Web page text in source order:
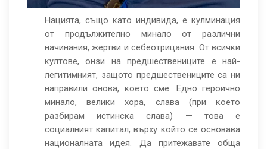
възприятия
Гърция
Нацията, също като индивида, е кулминация
от продължително минало от различни
начинания, жертви и себеотрицания. От всички
култове, онзи на предшествениците е най-
легитимният, защото предшествениците са ни
направили онова, което сме. Едно героично
минало, велики хора, слава (при което
разбирам истинска слава) — това е
социалният капитал, върху който се основава
националната идея. Да притежавате обща